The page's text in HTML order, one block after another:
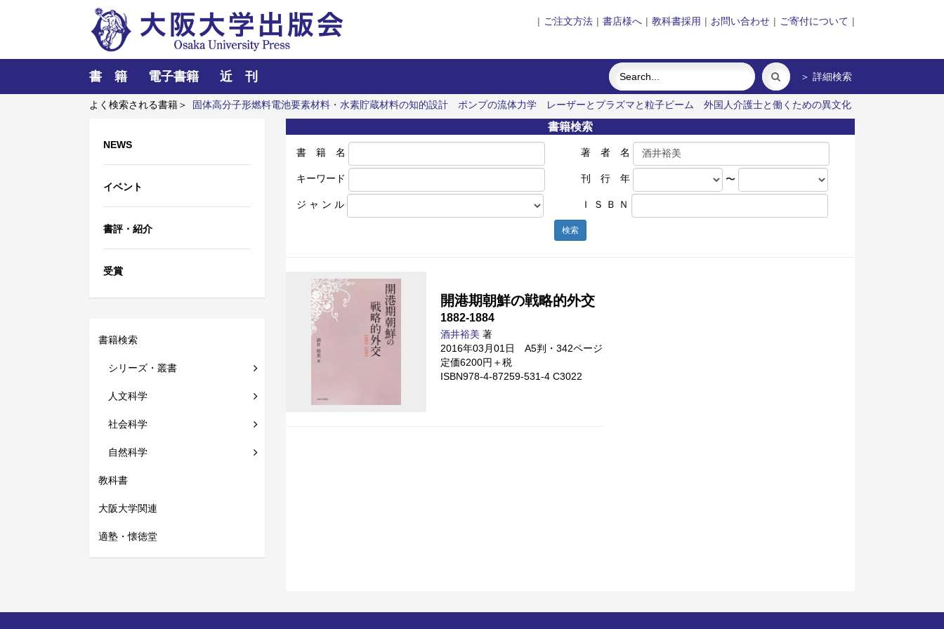
| ご注文方法 | 書店様へ | 教科書採用 | お問い合わせ | ご寄付について |
書 籍 電子書籍 近 刊 ＞ 詳細検索
よく検索される書籍＞ 固体高分子形燃料電池要素材料・水素貯蔵材料の知的設計 ポンプの流体力学 レーザーとプラズマと粒子ビーム
外国人介護士と働くための異文化
三人の藤野先生、その生涯と交流
NEWS
イベント
書評・紹介
受賞
書籍検索
シリーズ・叢書
人文科学
社会科学
自然科学
教科書
大阪大学関連
適塾・懐徳堂
書籍検索
書 籍 名 著 者 名
キーワード 刊 行 年 〜
ジ ャ ン ル Ｉ Ｓ Ｂ Ｎ
検索
開港期朝鮮の戦略的外交
1882-1884
酒井裕美 著
2016年03月01日 A5判・342ページ
定価6200円＋税
ISBN978-4-87259-531-4 C3022